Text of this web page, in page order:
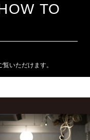
TO
いただけます。